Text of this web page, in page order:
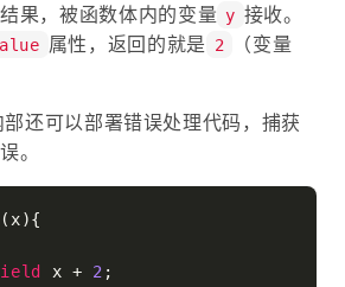
果，被函数体内的变量 y 接收。
属性，返回的就是 2 （变量
还可以部署错误处理代码，捕获
。
(x){
x + 2 ;